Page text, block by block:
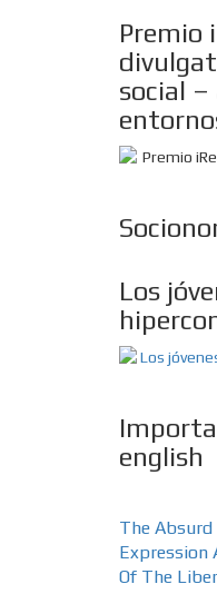
Premio
social –
Los
english
The Absurd
Expression
Of The